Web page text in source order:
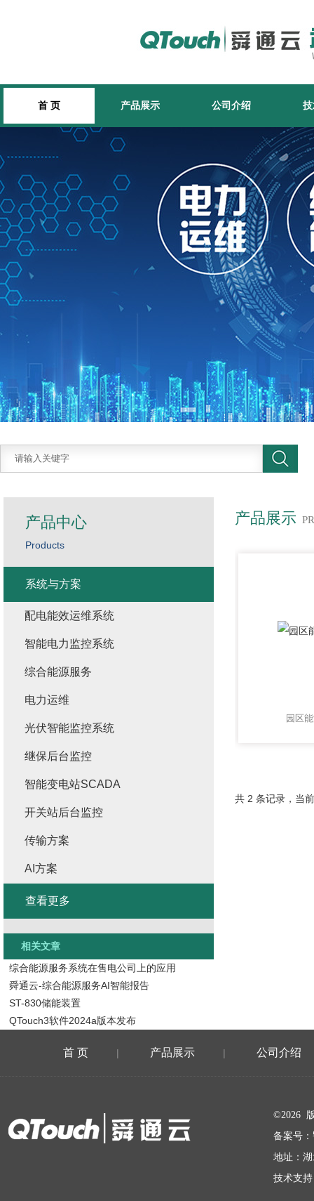
首 页 产品展示 公司介绍
产品展示
园区
共 2 条记录，当
产品中心
Products
系统与方案
配电能效运维系统
智能电力监控系统
综合能源服务
电力运维
光伏智能监控系统
继保后台监控
智能变电站SCADA
开关站后台监控
传输方案
AI方案
查看更多
相关文章
综合能源服务系统在售电公司上的应用
舜通云-综合能源服务AI智能报告
ST-830储能装置
QTouch3软件2024a版本发布
首 页 | 产品展示 | 公司介绍
©2026
备案号：
地址：
技术支